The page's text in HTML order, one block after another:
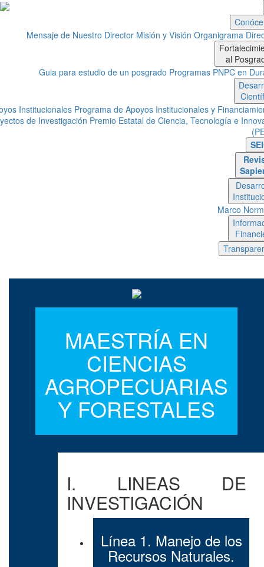
Mensaje de Nuestro Director Misión y Visión Organigrama
al
Guia para estudio de un posgrado Programas PNPC en
Institucionales Programa de Apoyos Institucionales y
de Investigación Premio Estatal de Ciencia, Tecnología e
Marco
MAESTRÍA EN
CIENCIAS
AGROPECUARIAS
Y FORESTALES
I. LINEAS DE
INVESTIGACIÓN
Línea 1. Manejo de los
Recursos Naturales.